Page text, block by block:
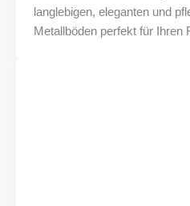
langlebigen, eleganten und
Metallböden perfekt für Ihren